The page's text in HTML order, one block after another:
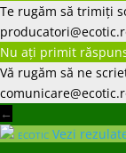
Te rugăm să trimiți
Nu ați primit
Vă rugăm să ne
←
ECOTIC Vezi